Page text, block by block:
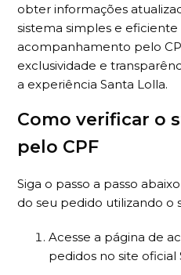
obter informações
sistema simples e
acompanhamento pelo
exclusividade e
a experiência Santa Lolla.
Como verificar o
pelo CPF
Siga o passo a passo
do seu pedido utilizando o
Acesse a página de
pedidos no site oficial